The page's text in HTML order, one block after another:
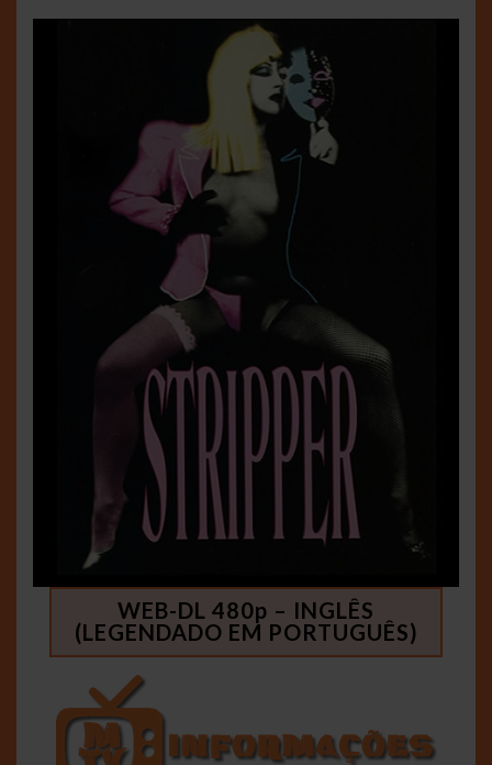
WEB-DL 480p – INGLÊS
(LEGENDADO EM PORTUGUÊS)